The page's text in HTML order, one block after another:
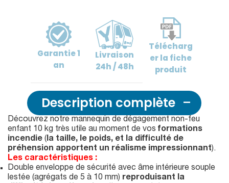
Garantie1
an
Livraison
24h / 48h
Télécharg
erla fiche
produit
Description complète
Découvrez notre mannequin de dégagement non-feu
enfant 10 kg très utile au moment de vos formations
incendie (la taille, le poids, et la difficulté de
préhension apportent un réalisme impressionnant).
Les caractéristiques :
Double enveloppe de sécurité avec âme intérieure souple
lestée (agrégats de 5 à 10 mm) reproduisant la